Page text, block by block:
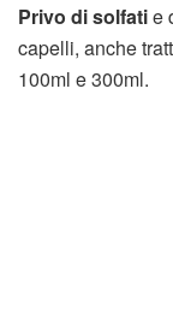
Privo di solfatie
capelli, anche
100ml e 300ml.